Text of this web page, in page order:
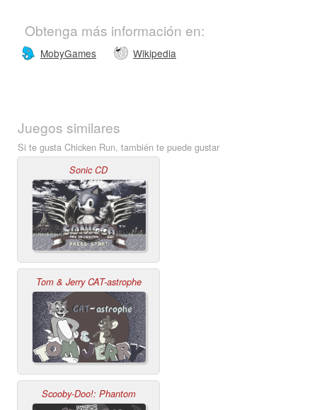
Obtenga más información en:
MobyGames Wikipedia
Juegos similares
Si te gusta Chicken Run, también te puede gustar
Sonic CD
Tom & Jerry CAT-astrophe
Scooby-Doo!: Phantom